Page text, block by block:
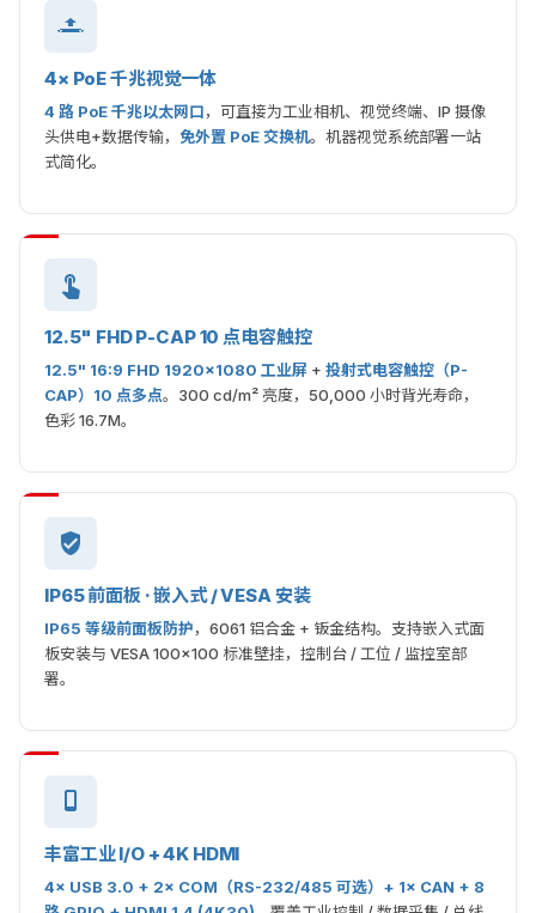
4× PoE 千兆视觉一体
4 路 PoE 千兆以太网口，可直接为工业相机、视觉终端、IP 摄像
头供电+数据传输， 免外置 PoE 交换机。机器视觉系统部署一站
式简化。
12.5" FHD P-CAP 10 点电容触控
12.5" 16:9 FHD 1920×1080 工业屏 + 投射式电容触控（P-
CAP）10 点多点。300 cd/m² 亮度，50,000 小时背光寿命，
色彩 16.7M。
IP65 前面板 · 嵌入式 / VESA 安装
IP65 等级前面板防护，6061 铝合金 + 钣金结构。支持嵌入式面
板安装与 VESA 100×100 标准壁挂，控制台 / 工位 / 监控室部
署。
丰富工业 I/O + 4K HDMI
4× USB 3.0 + 2× COM（RS-232/485 可选）+ 1× CAN + 8